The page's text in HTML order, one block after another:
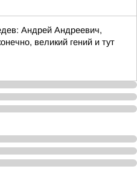
Андрей Андреевич,
великий гений и тут